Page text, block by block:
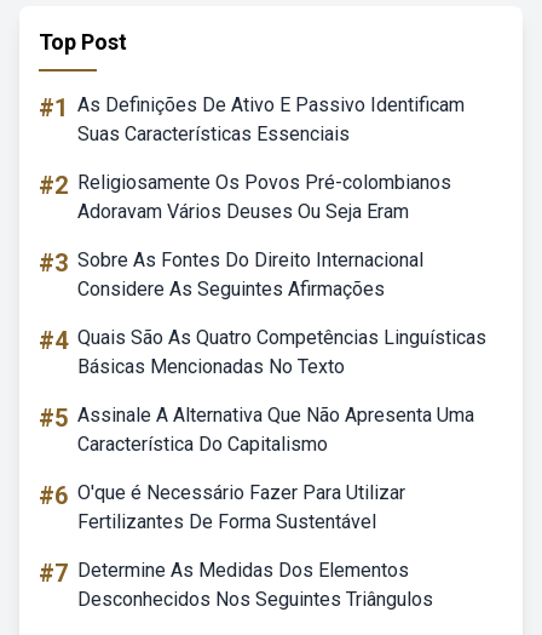
Top Post
#1 As Definições De Ativo E Passivo Identificam
Suas Características Essenciais
#2 Religiosamente Os Povos Pré-colombianos
Adoravam Vários Deuses Ou Seja Eram
#3 Sobre As Fontes Do Direito Internacional
Considere As Seguintes Afirmações
#4 Quais São As Quatro Competências Linguísticas
Básicas Mencionadas No Texto
#5 Assinale A Alternativa Que Não Apresenta Uma
Característica Do Capitalismo
#6 O'que é Necessário Fazer Para Utilizar
Fertilizantes De Forma Sustentável
#7 Determine As Medidas Dos Elementos
Desconhecidos Nos Seguintes Triângulos